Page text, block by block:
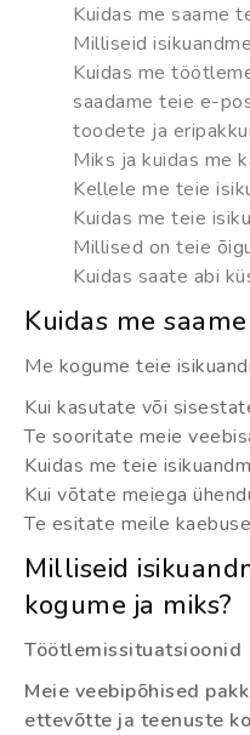
Kuidas me saame
Milliseid
Kuidas me
saadame teie e-
toodete ja
Miks ja kuidas me
Kellele me teie
Kuidas me teie
Millised on teie
Kuidas saate abi
Kuidas me
Me kogume teie
Kui kasutate või
Te sooritate meie
Kuidas me teie
Kui võtate meiega
Te esitate meile
Milliseid
kogume ja miks?
Töötlemissituatsioonid
Meie veebipõhised
ettevõtte ja teenuste